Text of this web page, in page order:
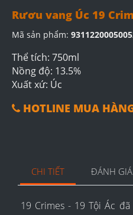
Rươu vang Úc 19
Mã sản phẩm:
Thể tích: 750ml
Nồng độ: 13.5%
Xuất xứ: Úc
HOTLINE MUA
CHI TIẾT ĐÁNH GIÁ
19 Crimes - 19 Tội Ác